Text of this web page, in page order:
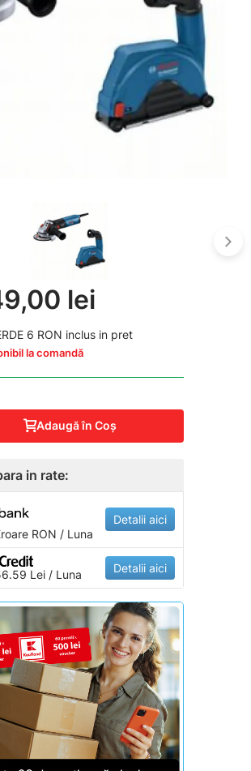
lei
6 RON inclus in pret
la comandă
Adaugă în Coş
in rate:
RON / Luna
Detalii aici
Lei / Luna Detalii aici